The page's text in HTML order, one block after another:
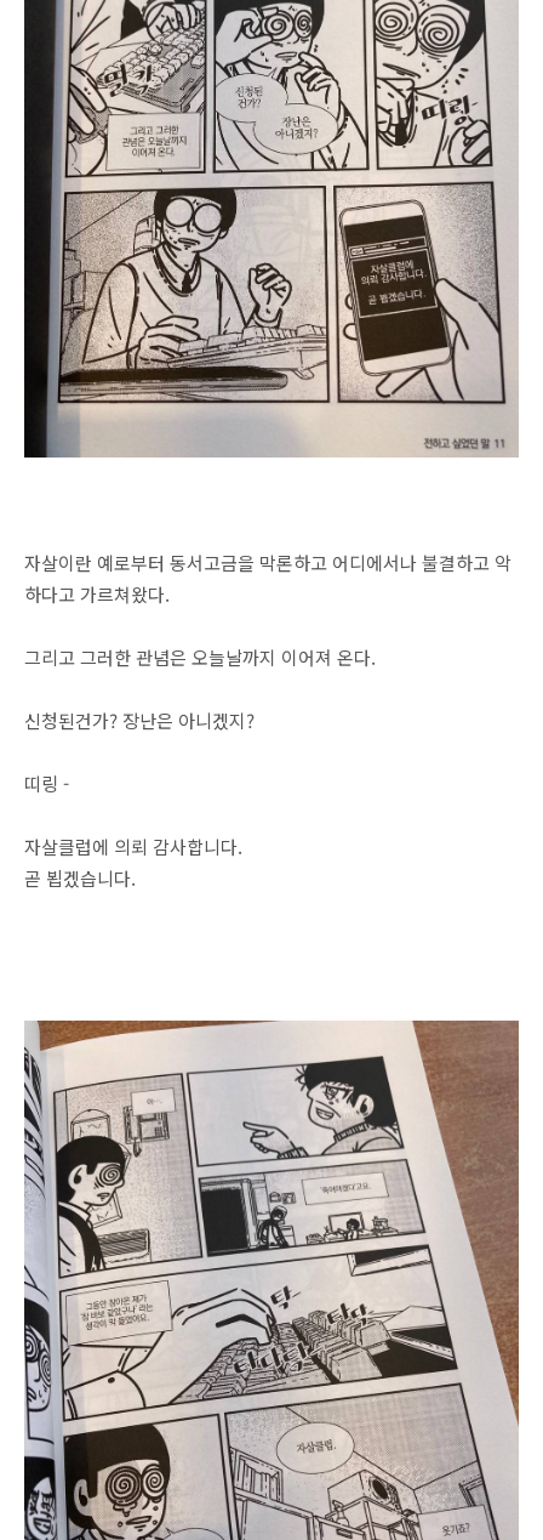
자살이란 예로부터 동서고금을 막론하고 어디에서나 불결하고 악
하다고 가르쳐왔다.
그리고 그러한 관념은 오늘날까지 이어져 온다.
신청된건가? 장난은 아니겠지?
띠링 -
자살클럽에 의뢰 감사합니다.
곧 뵙겠습니다.